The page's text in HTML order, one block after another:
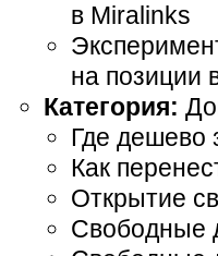
в Miralinks
на позиции
Категория:
Где дешево
Как
Открытие
Свободные